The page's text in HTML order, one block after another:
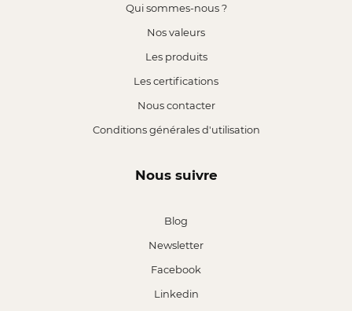
Qui sommes-nous ?
Nos valeurs
Les produits
Les certifications
Nous contacter
Conditions générales d'utilisation
Nous suivre
Blog
Newsletter
Facebook
Linkedin